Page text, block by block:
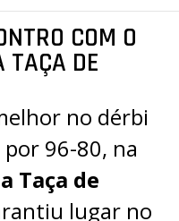
COM O
TAÇA DE
no dérbi
por 96-80, na
Taça de
lugar no